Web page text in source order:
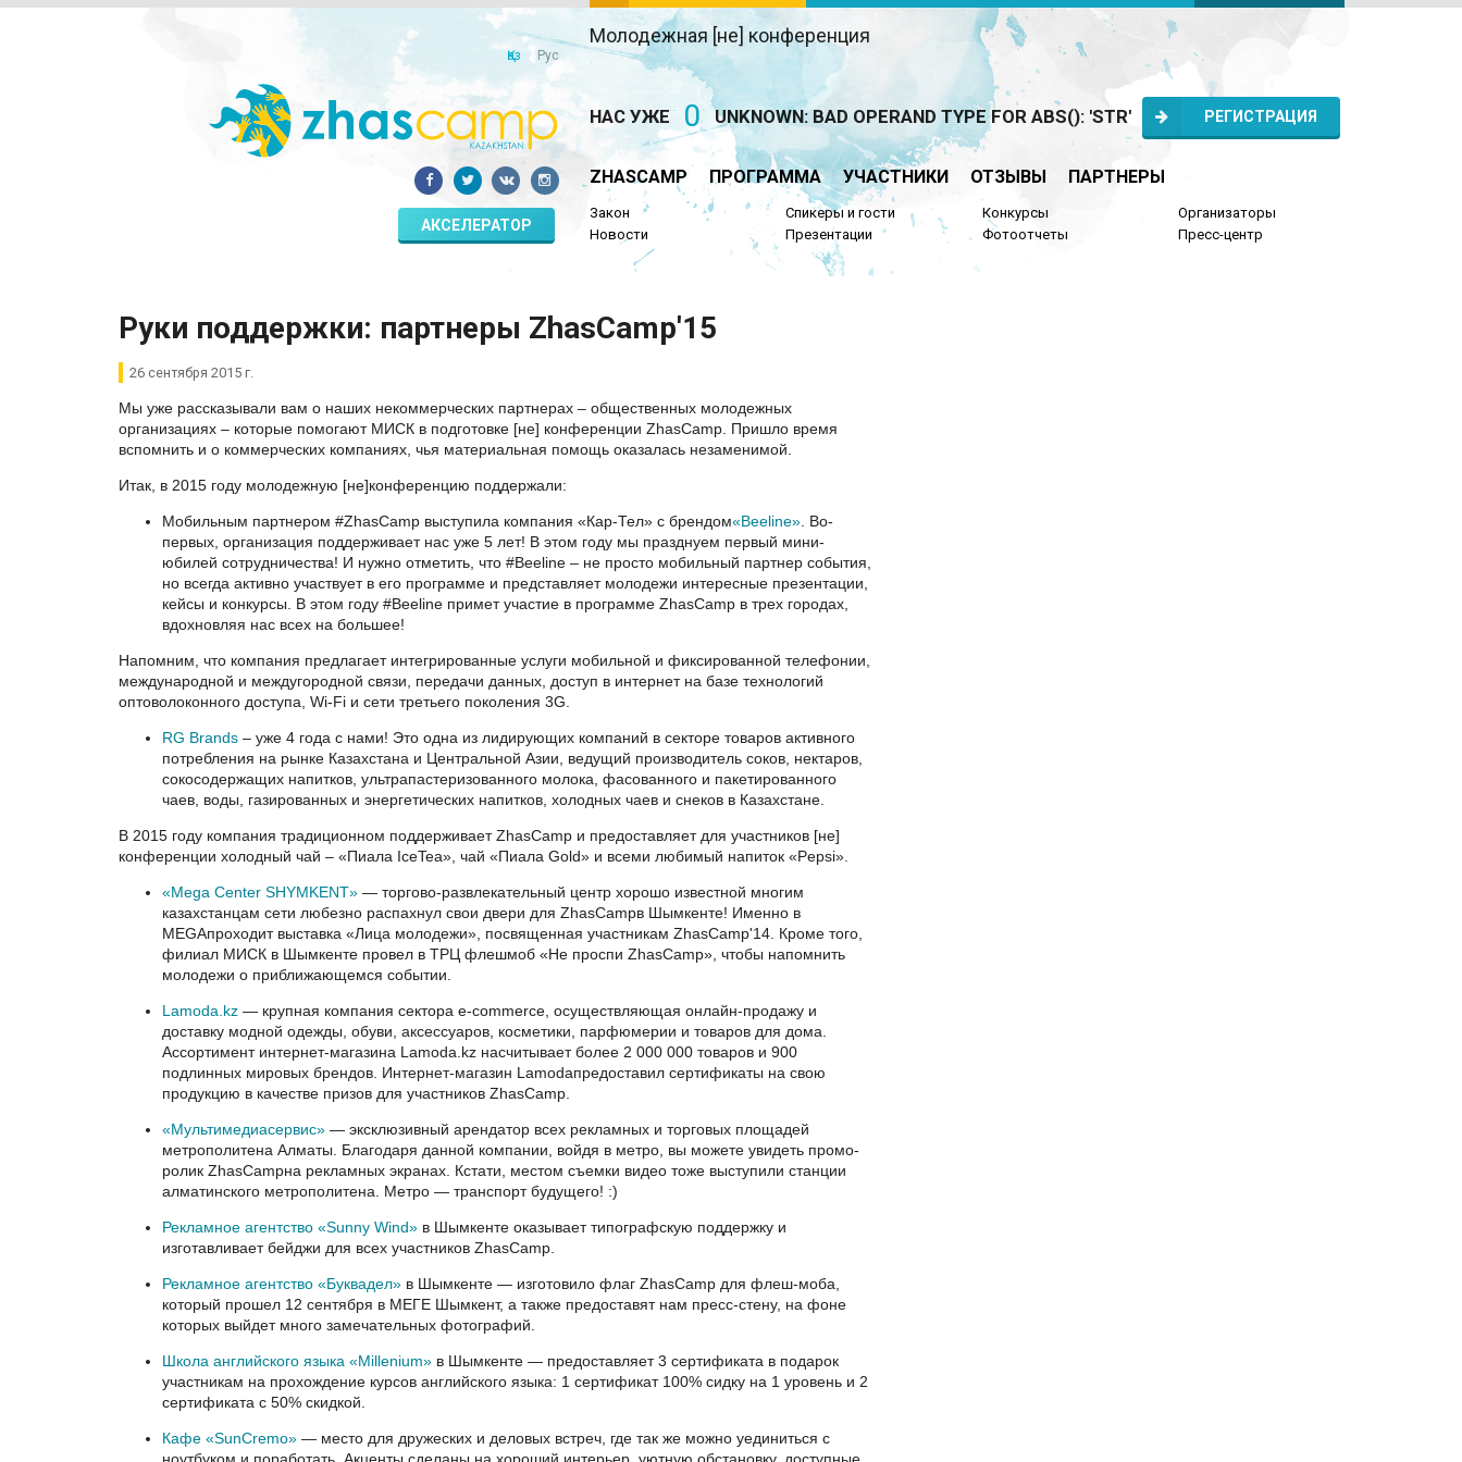
Қаз Рус
Молодежная [не] конференция
АКСЕЛЕРАТОР
НАС УЖЕ 0 UNKNOWN: BAD OPERAND TYPE FOR ABS(): 'STR' РЕГИСТРАЦИЯ
ZHASCAMP ПРОГРАММА УЧАСТНИКИ ОТЗЫВЫ ПАРТНЕРЫ
Закон
Новости
Спикеры и гости
Презентации
Конкурсы
Фотоотчеты
Организаторы
Пресс-центр
Руки поддержки: партнеры ZhasCamp'15
26 сентября 2015 г.
Мы уже рассказывали вам о наших некоммерческих партнерах – общественных молодежных
организациях – которые помогают МИСК в подготовке [не] конференции ZhasCamp. Пришло время
вспомнить и о коммерческих компаниях, чья материальная помощь оказалась незаменимой.
Итак, в 2015 году молодежную [не]конференцию поддержали:
Мобильным партнером #ZhasCamp выступила компания «Кар-Тел» с брендом«Beeline». Во-
первых, организация поддерживает нас уже 5 лет! В этом году мы празднуем первый мини-
юбилей сотрудничества! И нужно отметить, что #Beeline – не просто мобильный партнер события,
но всегда активно участвует в его программе и представляет молодежи интересные презентации,
кейсы и конкурсы. В этом году #Beeline примет участие в программе ZhasCamp в трех городах,
вдохновляя нас всех на большее!
Напомним, что компания предлагает интегрированные услуги мобильной и фиксированной телефонии,
международной и междугородной связи, передачи данных, доступ в интернет на базе технологий
оптоволоконного доступа, Wi-Fi и сети третьего поколения 3G.
RG Brands– уже 4 года с нами! Это одна из лидирующих компаний в секторе товаров активного
потребления на рынке Казахстана и Центральной Азии, ведущий производитель соков, нектаров,
сокосодержащих напитков, ультрапастеризованного молока, фасованного и пакетированного
чаев, воды, газированных и энергетических напитков, холодных чаев и снеков в Казахстане.
В 2015 году компания традиционном поддерживает ZhasCamp и предоставляет для участников [не]
конференции холодный чай – «Пиала IceTea», чай «Пиала Gold» и всеми любимый напиток «Pepsi».
«Mega Center SHYMKENT»— торгово-развлекательный центр хорошо известной многим
казахстанцам сети любезно распахнул свои двери для ZhasCampв Шымкенте! Именно в
MEGAпроходит выставка «Лица молодежи», посвященная участникам ZhasCamp'14. Кроме того,
филиал МИСК в Шымкенте провел в ТРЦ флешмоб «Не проспи ZhasCamp», чтобы напомнить
молодежи о приближающемся событии.
Lamoda.kz— крупная компания сектора e-commerce, осуществляющая онлайн-продажу и
доставку модной одежды, обуви, аксессуаров, косметики, парфюмерии и товаров для дома.
Ассортимент интернет-магазина Lamoda.kz насчитывает более 2 000 000 товаров и 900
подлинных мировых брендов. Интернет-магазин Lamodaпредоставил сертификаты на свою
продукцию в качестве призов для участников ZhasCamp.
«Мультимедиасервис»— эксклюзивный арендатор всех рекламных и торговых площадей
метрополитена Алматы. Благодаря данной компании, войдя в метро, вы можете увидеть промо-
ролик ZhasCampна рекламных экранах. Кстати, местом съемки видео тоже выступили станции
алматинского метрополитена. Метро — транспорт будущего! :)
Рекламное агентство «Sunny Wind»в Шымкенте оказывает типографскую поддержку и
изготавливает бейджи для всех участников ZhasCamp.
Рекламное агентство «Буквадел»в Шымкенте — изготовило флаг ZhasCamp для флеш-моба,
который прошел 12 сентября в МЕГЕ Шымкент, а также предоставят нам пресс-стену, на фоне
которых выйдет много замечательных фотографий.
Школа английского языка «Millenium»в Шымкенте — предоставляет 3 сертификата в подарок
участникам на прохождение курсов английского языка: 1 сертификат 100% сидку на 1 уровень и 2
сертификата с 50% скидкой.
Кафе «SunCremo»— место для дружеских и деловых встреч, где так же можно уединиться с
ноутбуком и поработать. Акценты сделаны на хороший интерьер, уютную обстановку, доступные